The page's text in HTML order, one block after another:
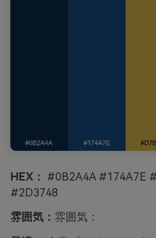
HEX： #0B2A4A #174A7E
#2D3748
雰囲気： 雰囲気：